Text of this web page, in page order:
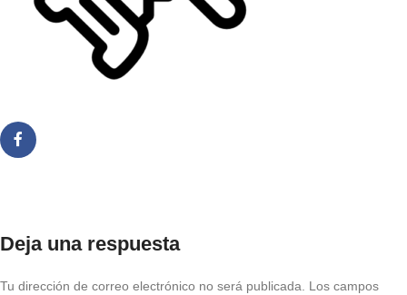
Deja una respuesta
Tu dirección de correo electrónico no será publicada.
Los campos